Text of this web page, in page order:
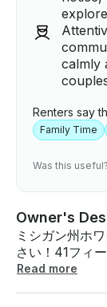
calmly
Renters say
Family Time
Was this useful?
Owner's
ミシガン州ホ
さい！41フィ
ハルを最大6人までチ
Read more